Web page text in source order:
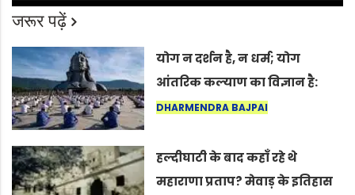
जरूर पढ़ें
योग न दर्शन है, न धर्म; योग
आंतरिक कल्याण का विज्ञान है:
अंतरराष्ट्रीय योग दिवस 2026 पर
DHARMENDRA BAJPAI
हल्दीघाटी के बाद कहाँ रहे थे
महाराणा प्रताप? मेवाड़ के इतिहास